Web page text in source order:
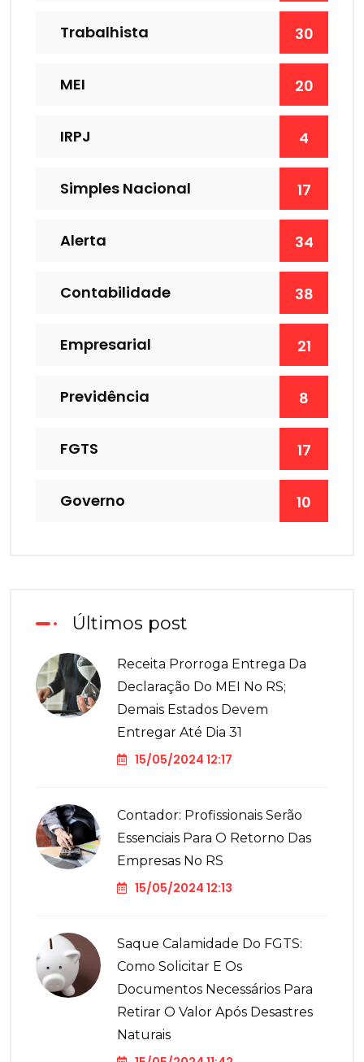
Trabalhista 30
MEI 20
IRPJ 4
Simples Nacional 17
Alerta 34
Contabilidade 38
Empresarial 21
Previdência 8
FGTS 17
Governo 10
Últimos post
Receita Prorroga Entrega Da
Declaração Do MEI No RS;
Demais Estados Devem
Entregar Até Dia 31
15/05/2024 12:17
Contador: Profissionais Serão
Essenciais Para O Retorno Das
Empresas No RS
15/05/2024 12:13
Saque Calamidade Do FGTS:
Como Solicitar E Os
Documentos Necessários Para
Retirar O Valor Após Desastres
Naturais